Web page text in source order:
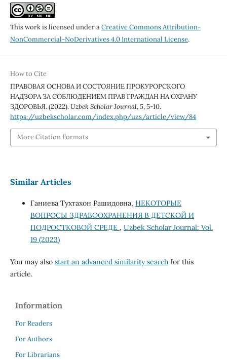
This work is licensed under aCreative Commons Attribution-
NonCommercial-NoDerivatives 4.0 International License.
How to Cite
ПРАВОВАЯ ОСНОВА И СОСТОЯНИЕ ПРОКУРОРСКОГО
НАДЗОРА ЗА СОБЛЮДЕНИЕМ ПРАВ ГРАЖДАН НА ОХРАНУ
ЗДОРОВЬЯ. (2022).Uzbek Scholar Journal,5, 5-10.
https://uzbekscholar.com/index.php/uzs/article/view/84
More Citation Formats
Similar Articles
Ганиевa Тухтахон Рашидовна, НЕКОТОРЫЕ
ВОПРОСЫ ЗДРАВООХРАНЕНИЯ В ДЕТСКОЙ И
ПОДРОСТКОВОЙ СРЕДЕ , Uzbek Scholar Journal: Vol.
19 (2023)
You may also start an advanced similarity searchfor this
article.
Information
For Readers
For Authors
For Librarians